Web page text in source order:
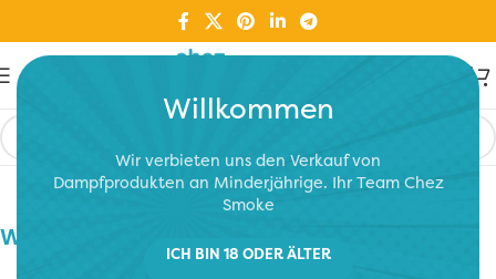
Willkommen
Wir verbieten uns den Verkauf von
Dampfprodukten an Minderjährige. Ihr Team Chez
Smoke
ICH BIN 18 ODER ÄLTER
WER SIND WIR?